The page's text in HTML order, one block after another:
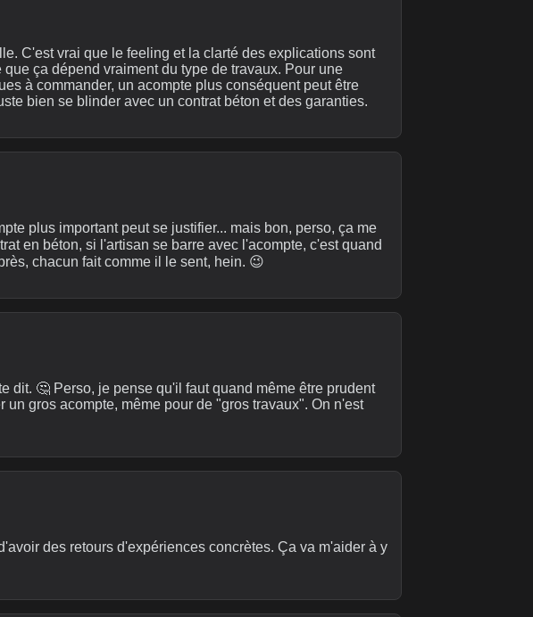
C'est vrai que le feeling et la clarté des explications sont
ça dépend vraiment du type de travaux. Pour une
à commander, un acompte plus conséquent peut être
bien se blinder avec un contrat béton et des garanties.
plus important peut se justifier... mais bon, perso, ça me
en béton, si l'artisan se barre avec l'acompte, c'est quand
chacun fait comme il le sent, hein. 😉
dit. 🤔 Perso, je pense qu'il faut quand même être prudent
gros acompte, même pour de "gros travaux". On n'est
des retours d'expériences concrètes. Ça va m'aider à y